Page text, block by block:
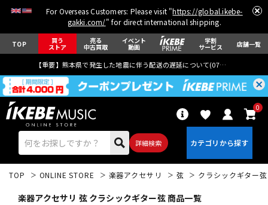
For Overseas Customers: Please visit "https://global.ikebe-
gakki.com/" for direct international shipping.
TOP 買う
ストア
売る
中古買取
イベント
動画
学割
サービス 店舗一覧
【重要】熊本県で発生した地震に伴う配送の遅延について(07月29日
詳細検索
0
TOP ONLINE STORE 楽器アクセサリ 弦 クラシックギター弦
楽器アクセサリ 弦 クラシックギター弦 商品一覧